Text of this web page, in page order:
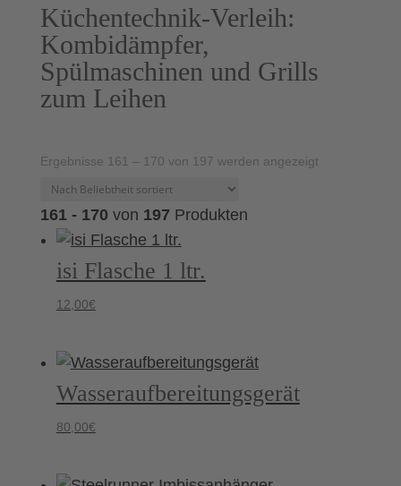
Küchentechnik-Verleih:
Kombidämpfer,
Spülmaschinen und Grills
zum Leihen
Ergebnisse 161 – 170 von 197 werden angezeigtNach
161 - 170 von 197 Produkten
isi Flasche 1 ltr.
12,00€
Wasseraufbereitungsgerät
80,00€